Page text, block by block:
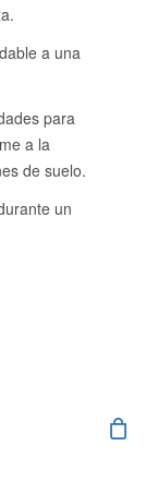
a una
para
a la
de suelo.
un